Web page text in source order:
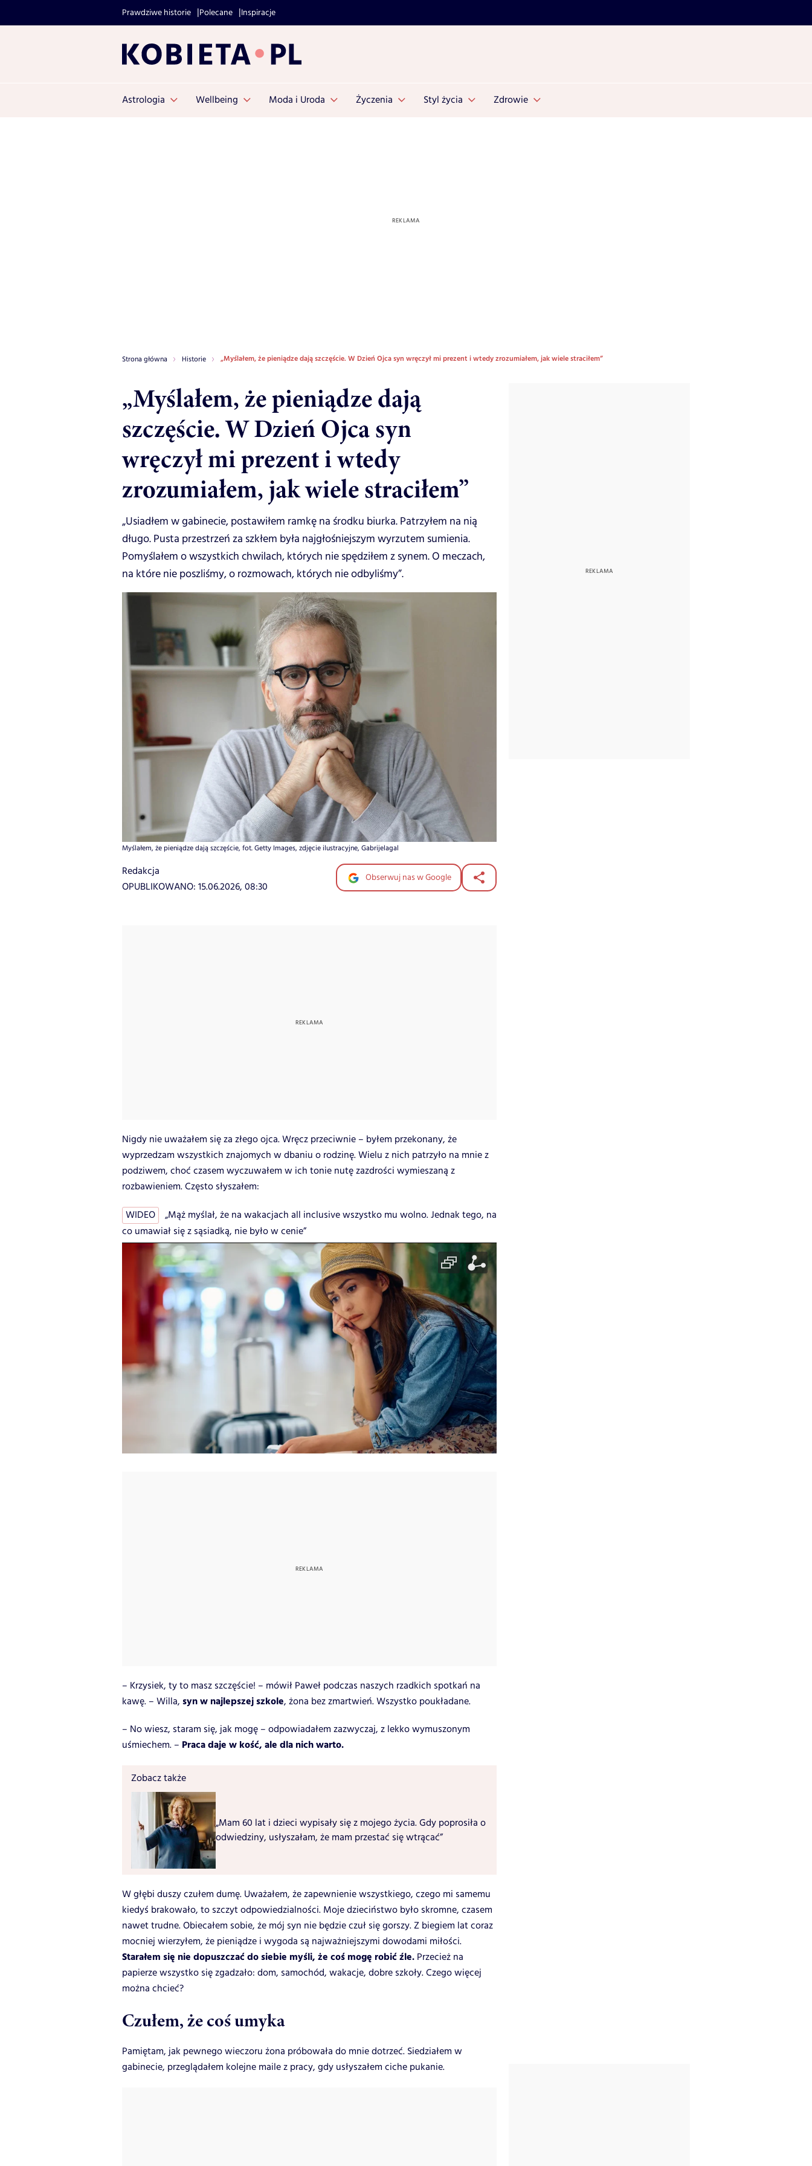
Prawdziwe historie Polecane Inspiracje
Astrologia Wellbeing Moda i Uroda Życzenia Styl życia Zdrowie
Strona główna Historie „Myślałem, że pieniądze dają szczęście. W Dzień Ojca syn wręczył mi prezent i wtedy zrozumiałem, jak wiele straciłem”
„Myślałem, że pieniądze dają
szczęście. W Dzień Ojca syn
wręczył mi prezent i wtedy
zrozumiałem, jak wiele straciłem”
„Usiadłem w gabinecie, postawiłem ramkę na środku biurka. Patrzyłem na nią
długo. Pusta przestrzeń za szkłem była najgłośniejszym wyrzutem sumienia.
Pomyślałem o wszystkich chwilach, których nie spędziłem z synem. O meczach,
na które nie poszliśmy, o rozmowach, których nie odbyliśmy”.
Myślałem, że pieniądze dają szczęście, fot. Getty Images, zdjęcie ilustracyjne, Gabrijelagal
Redakcja
OPUBLIKOWANO: 15.06.2026, 08:30
Obserwuj nas w Google
Nigdy nie uważałem się za złego ojca. Wręcz przeciwnie – byłem przekonany, że
wyprzedzam wszystkich znajomych w dbaniu o rodzinę. Wielu z nich patrzyło na mnie z
podziwem, choć czasem wyczuwałem w ich tonie nutę zazdrości wymieszaną z
rozbawieniem. Często słyszałem:
WIDEO
„Mąż myślał, że na wakacjach all inclusive wszystko mu wolno. Jednak tego, na
co umawiał się z sąsiadką, nie było w cenie”
– Krzysiek, ty to masz szczęście! – mówił Paweł podczas naszych rzadkich spotkań na
kawę. – Willa, syn w najlepszej szkole, żona bez zmartwień. Wszystko poukładane.
– No wiesz, staram się, jak mogę – odpowiadałem zazwyczaj, z lekko wymuszonym
uśmiechem. – Praca daje w kość, ale dla nich warto.
Zobacz także
„Mam 60 lat i dzieci wypisały się z mojego życia. Gdy poprosiła o
odwiedziny, usłyszałam, że mam przestać się wtrącać”
W głębi duszy czułem dumę. Uważałem, że zapewnienie wszystkiego, czego mi samemu
kiedyś brakowało, to szczyt odpowiedzialności. Moje dzieciństwo było skromne, czasem
nawet trudne. Obiecałem sobie, że mój syn nie będzie czuł się gorszy. Z biegiem lat coraz
mocniej wierzyłem, że pieniądze i wygoda są najważniejszymi dowodami miłości.
Starałem się nie dopuszczać do siebie myśli, że coś mogę robić źle. Przecież na
papierze wszystko się zgadzało: dom, samochód, wakacje, dobre szkoły. Czego więcej
można chcieć?
Czułem, że coś umyka
Pamiętam, jak pewnego wieczoru żona próbowała do mnie dotrzeć. Siedziałem w
gabinecie, przeglądałem kolejne maile z pracy, gdy usłyszałem ciche pukanie.